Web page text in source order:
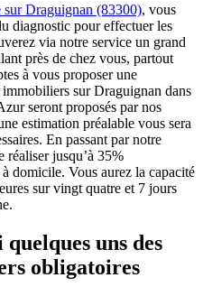
Draguignan (83300), vous
diagnostic pour effectuer les
via notre service un grand
près de chez vous, partout
à vous proposer une
sur Draguignan dans
seront proposés par nos
estimation préalable vous sera
En passant par notre
réaliser jusqu’à 35%
domicile. Vous aurez la capacité
sur vingt quatre et 7 jours
uns des
obligatoires